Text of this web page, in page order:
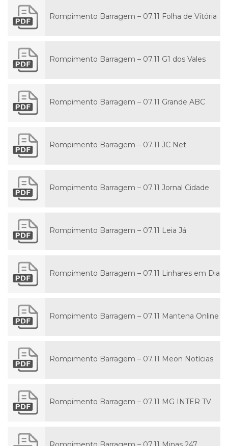
Rompimento Barragem – 07.11 Folha de Vítória
Rompimento Barragem – 07.11 G1 dos Vales
Rompimento Barragem – 07.11 Grande ABC
Rompimento Barragem – 07.11 JC Net
Rompimento Barragem – 07.11 Jornal Cidade
Rompimento Barragem – 07.11 Leia Já
Rompimento Barragem – 07.11 Linhares em Dia
Rompimento Barragem – 07.11 Mantena Online
Rompimento Barragem – 07.11 Meon Notícias
Rompimento Barragem – 07.11 MG INTER TV